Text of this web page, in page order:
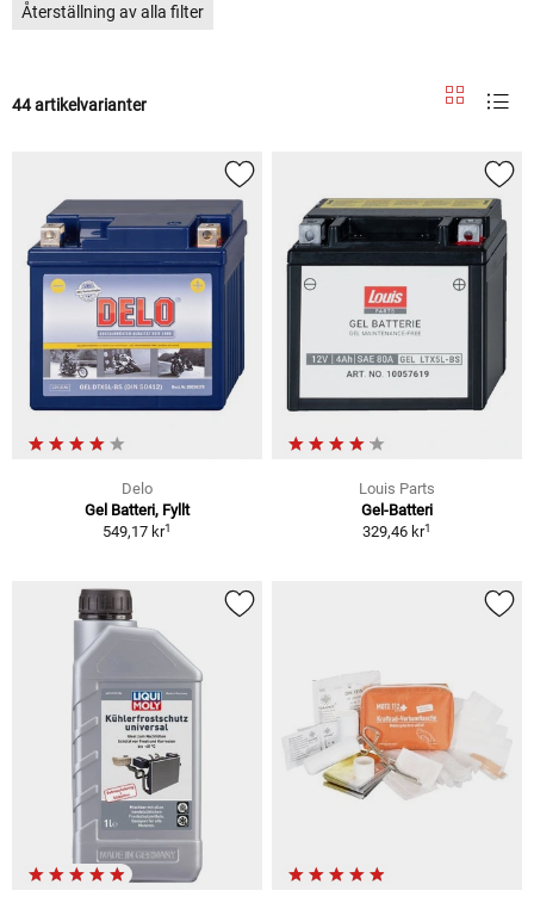
Återställning av alla filter
44 artikelvarianter
Delo
Gel Batteri, Fyllt
549,17 kr1
Louis Parts
Gel-Batteri
329,46 kr1